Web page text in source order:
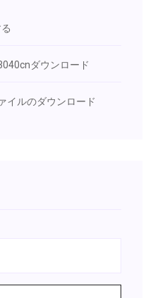
ダウンロード
イルのダウンロード